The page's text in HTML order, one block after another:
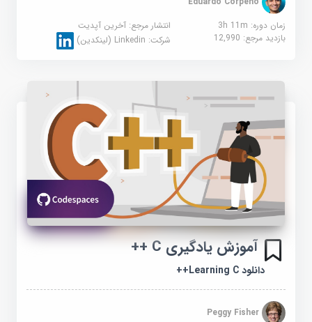
زمان دوره: 3h 11m
انتشار مرجع:آخرین آپدیت
بازدید مرجع:12,990 شرکت:Linkedin (لینکدین)
آموزش یادگیری C ++
دانلود Learning C++
Peggy Fisher